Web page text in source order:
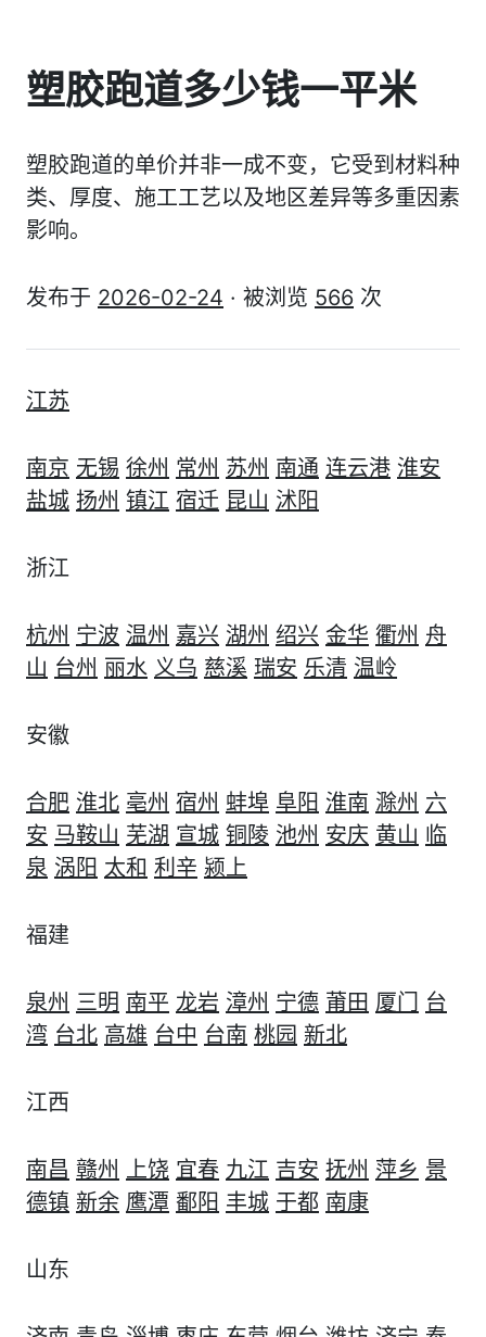
塑胶跑道多少钱一平米
塑胶跑道的单价并非一成不变，它受到材料种
类、厚度、施工工艺以及地区差异等多重因素
影响。
发布于 2026-02-24 · 被浏览 566 次
江苏
南京 无锡 徐州 常州 苏州 南通 连云港 淮安
盐城 扬州 镇江 宿迁 昆山 沭阳
浙江
杭州 宁波 温州 嘉兴 湖州 绍兴 金华 衢州 舟
山 台州 丽水 义乌 慈溪 瑞安 乐清 温岭
安徽
合肥 淮北 亳州 宿州 蚌埠 阜阳 淮南 滁州 六
安 马鞍山 芜湖 宣城 铜陵 池州 安庆 黄山 临
泉 涡阳 太和 利辛 颍上
福建
泉州 三明 南平 龙岩 漳州 宁德 莆田 厦门 台
湾 台北 高雄 台中 台南 桃园 新北
江西
南昌 赣州 上饶 宜春 九江 吉安 抚州 萍乡 景
德镇 新余 鹰潭 鄱阳 丰城 于都 南康
山东